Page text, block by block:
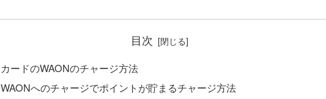
目次
カードのWAONのチャージ方法
WAONへのチャージでポイントが貯まるチャージ方法